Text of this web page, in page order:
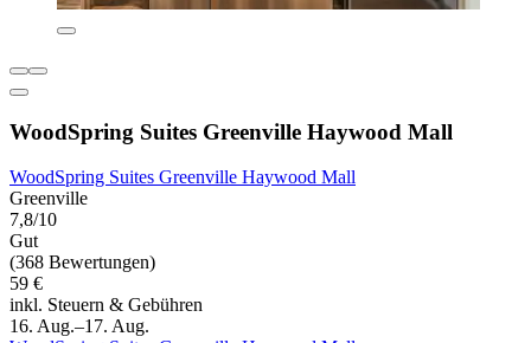
WoodSpring Suites Greenville Haywood Mall
WoodSpring Suites Greenville Haywood Mall
Greenville
7,8/10
Gut
(368 Bewertungen)
59 €
inkl. Steuern & Gebühren
16. Aug.–17. Aug.